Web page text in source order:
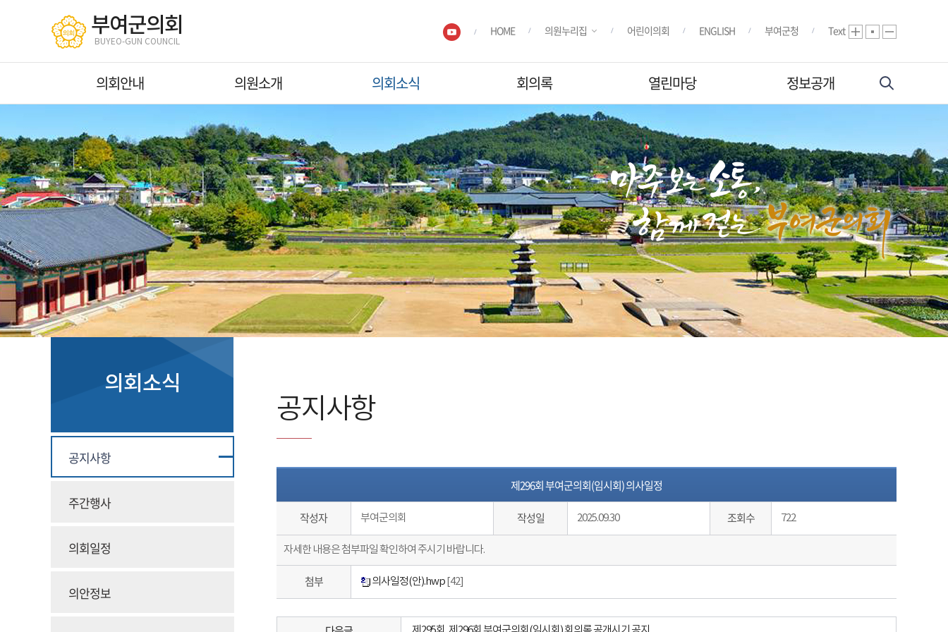
부여군의회
BUYEO-GUN COUNCIL
HOME 의원누리집 어린이의회 ENGLISH 부여군청 Text
의회안내 의원소개 의회소식 회의록 열린마당 정보공개
의회소식
공지사항
주간행사
의회일정
의안정보
공지사항
제296회 부여군의회(임시회) 의사일정
작성자 부여군의회 작성일 2025.09.30 조회수 722
자세한 내용은 첨부파일 확인하여 주시기 바랍니다.
첨부 의사일정(안).hwp [42]